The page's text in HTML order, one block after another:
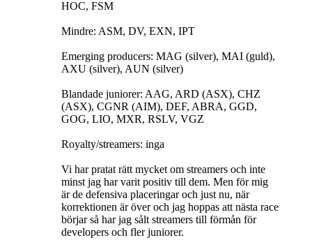
HOC, FSM
Mindre: ASM, DV, EXN, IPT
Emerging producers: MAG (silver), MAI (guld),
AXU (silver), AUN (silver)
Blandade juniorer: AAG, ARD (ASX), CHZ
(ASX), CGNR (AIM), DEF, ABRA, GGD,
GOG, LIO, MXR, RSLV, VGZ
Royalty/streamers: inga
Vi har pratat rätt mycket om streamers och inte
minst jag har varit positiv till dem. Men för mig
är de defensiva placeringar och just nu, när
korrektionen är över och jag hoppas att nästa race
börjar så har jag sålt streamers till förmån för
developers och fler juniorer.